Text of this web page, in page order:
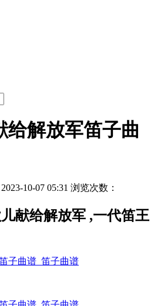
给解放军笛子曲
10-07 05:31 浏览次数：
献给解放军 ,一代笛王